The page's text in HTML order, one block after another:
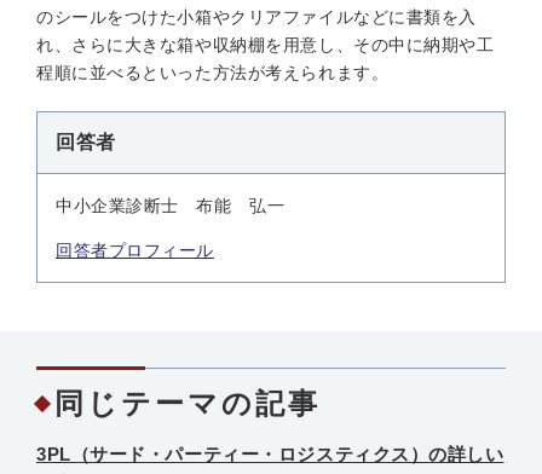
のシールをつけた小箱やクリアファイルなどに書類を入
れ、さらに大きな箱や収納棚を用意し、その中に納期や工
程順に並べるといった方法が考えられます。
回答者
中小企業診断士 布能 弘一
回答者プロフィール
同じテーマの記事
3PL（サード・パーティー・ロジスティクス）の詳しい